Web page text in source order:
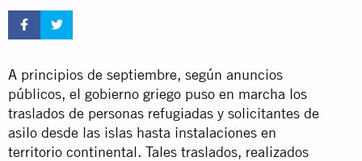
A principios de septiembre, según anuncios
públicos, el gobierno griego puso en marcha los
traslados de personas refugiadas y solicitantes de
asilo desde las islas hasta instalaciones en
territorio continental. Tales traslados, realizados